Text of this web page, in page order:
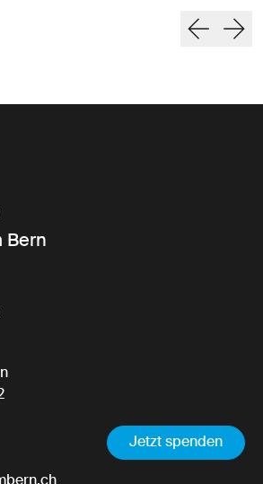
Jetzt spenden
Bern